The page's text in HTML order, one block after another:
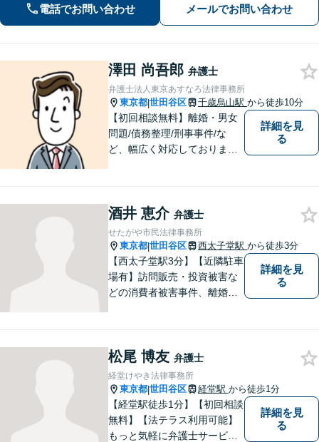
間・休日・オンライン対応も可】【三
軒茶屋駅徒歩7分】
電話でお問い合わせ メールでお問い合わせ
澤田 尚吾郎 弁護士
弁護士法人東京あすなろ法律事務所
東京都|世田谷区 千歳烏山駅 から徒歩10分
【初回相談無料】離婚・男女
問題/債務整理/刑事事件/な
ど、幅広く対応しておりま
した弁護活動を行います。
【電話相談可】
詳細を見
る
酒井 恵介 弁護士
せたがや市民法律事務所
東京都|世田谷区 西太子堂駅 から徒歩3分
【西太子堂駅3分】【近隣駐車
場有】訪問販売・投資被害な
どの消費者被害事件、離婚・
活保護の申請同行・審査請求
など 幅広い案件に全力で取り
組んでいます。
詳細を見
る
松尾 博友 弁護士
経堂けやき法律事務所
東京都|世田谷区 経堂駅 から徒歩1分
【経堂駅徒歩1分】【初回相談
無料】【法テラス利用可能】
もっと気軽に弁護士サービス
詳細を見
る